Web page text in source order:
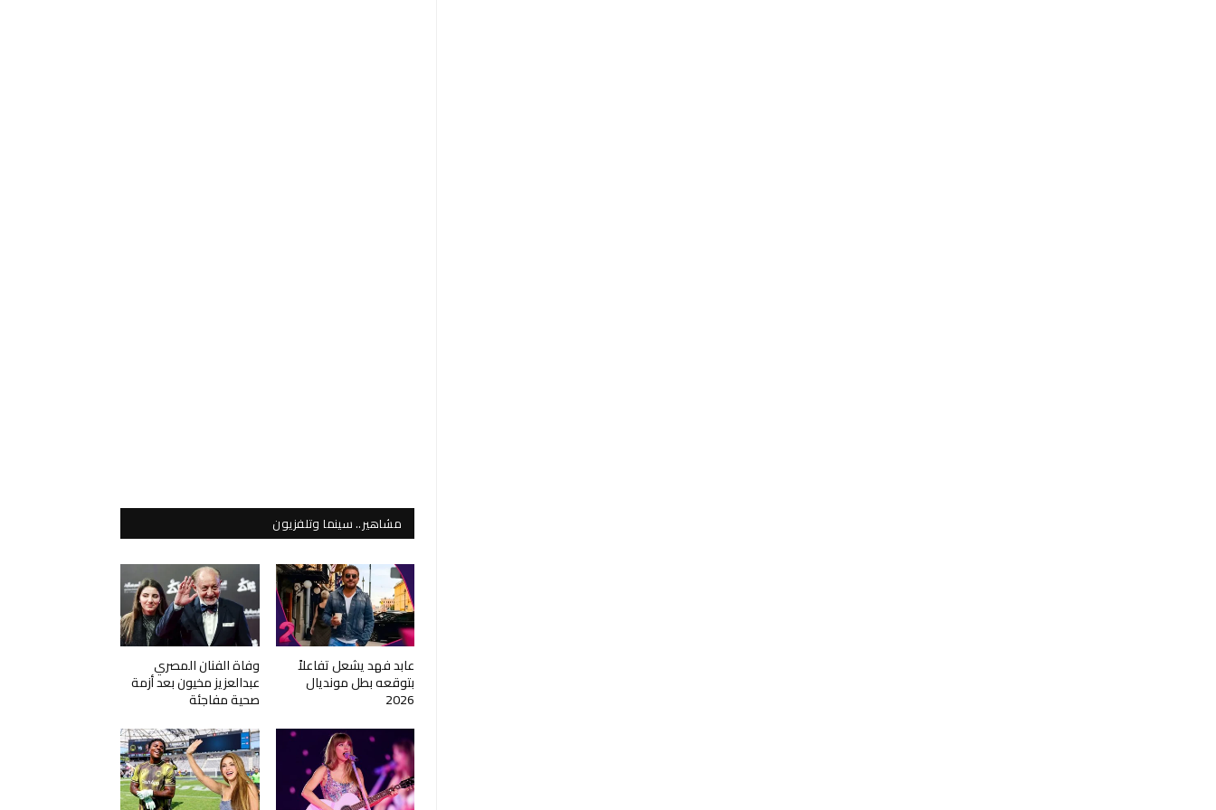
مشاهير.. سينما وتلفزيون
عابد فهد يشعل تفاعلاً
بتوقعه بطل مونديال
2026
وفاة الفنان المصري
عبدالعزيز مخيون بعد أزمة
صحية مفاجئة